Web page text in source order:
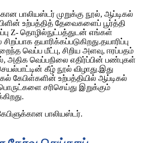
பாலியஸ்டர் முறுக்கு நூல், ஆப்டிகல்
உற்பத்தித் தேவைகளைப் பூர்த்தி
Z- தொழில்நுட்பத்துடன் எங்கள்
தயாரிக்கப்படுகிறது.தயாரிப்பு
வெப்ப மீட்பு, சிறிய அளவு, ஈரப்பதம்
அதிக வெப்பநிலை எதிர்ப்பின் பண்புகள்
கீழ் நூல் விழாது.இது
கேபிள்களின் உற்பத்தியில் ஆப்டிகல்
சரிசெய்து இறுக்கும்
பாலியஸ்டர்.